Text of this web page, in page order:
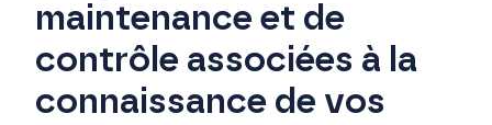
maintenance et de
contrôle associées à la
connaissance de vos